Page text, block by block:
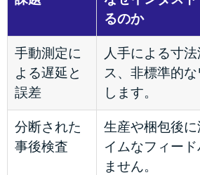
るのか
手動測定に
よる遅延と
誤差
人手による寸
ス、非標準的
します。
分断された
事後検査
生産や梱包後
イムなフィー
ません。